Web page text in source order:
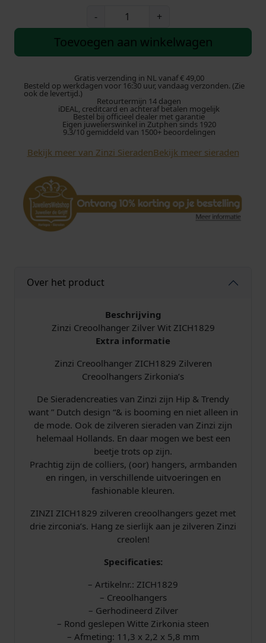
-
n
C
r
o
o
h
g
e
1
9
r
k
n
i
a
a
n
t
l
+
Toevoegen aan winkelwagen
Gratis verzending in NL vanaf € 49,00
Besteld op werkdagen voor 16:30 uur, vandaag verzonden. (Zie
ook de levertijd.)
Retourtermijn 14 dagen
iDEAL, creditcard en achteraf betalen mogelijk
Bestel bij officieel dealer met garantie
Eigen juwelierswinkel in Zutphen sinds 1920
9.3/10 gemiddeld van 1500+ beoordelingen
Bekijk meer van Zinzi SieradenBekijk meer sieraden
Over het product
Beschrijving
Zinzi Creoolhanger Zilver Wit ZICH1829
Extra informatie
Zinzi Creoolhanger ZICH1829 Zilveren
Creoolhangers Zirkonia’s
De Sieradencreaties van Zinzi zijn Hip & Trendy
want ” Dutch design “& is booming en niet alleen in
de mode. Ook de zilveren sieraden van Zinzi zijn
helemaal Hollands. En daar mogen we best een
beetje trots op zijn.
Prachtig zijn de colliers, (oor) hangers, armbanden
en ringen, in verschillende uitvoeringen en
fashionable kleuren.
ZINZI ZICH1829 zilveren creoolhangers gezet met
drie zirconia’s. Hang ze sierlijk aan je zilveren Zinzi
creolen!
Specificaties:
– Artikelnr.: ZICH1829
– Creoolhangers
– Gerhodineerd Zilver
– Rond geslepen Witte Zirkonia steen
– Afmeting: 11,3 x 2,2 x 5,8 mm